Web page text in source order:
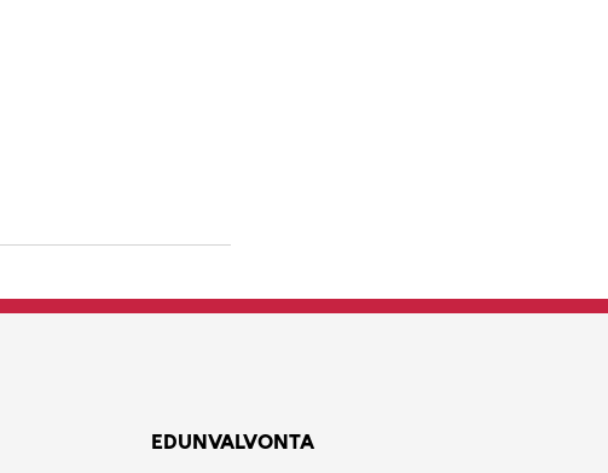
EDUNVALVONTA